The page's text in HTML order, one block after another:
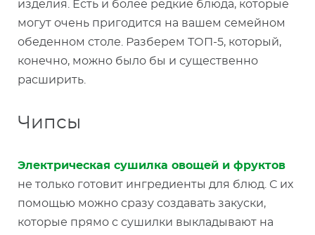
изделия. Есть и более редкие блюда, которые
могут очень пригодится на вашем семейном
обеденном столе. Разберем ТОП-5, который,
конечно, можно было бы и существенно
расширить.
Чипсы
Электрическая сушилка овощей и фруктов
не только готовит ингредиенты для блюд. С их
помощью можно сразу создавать закуски,
которые прямо с сушилки выкладывают на